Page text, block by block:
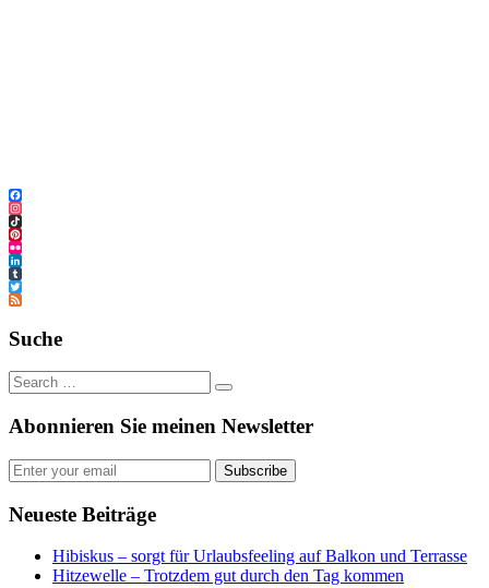
Facebook
Instagram
TikTok
Pinterest
Flickr
LinkedIn
Tumblr
Twitter
Feed
Suche
Abonnieren Sie meinen Newsletter
Subscribe
Neueste Beiträge
Hibiskus – sorgt für Urlaubsfeeling auf Balkon und Terrasse
Hitzewelle – Trotzdem gut durch den Tag kommen